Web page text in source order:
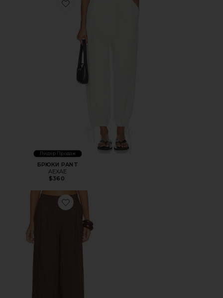
Favorite БРЮКИ PANT
Лидер Продаж
БРЮКИ PANT
AEXAE
$360
Favorite ??????? ?????-???????